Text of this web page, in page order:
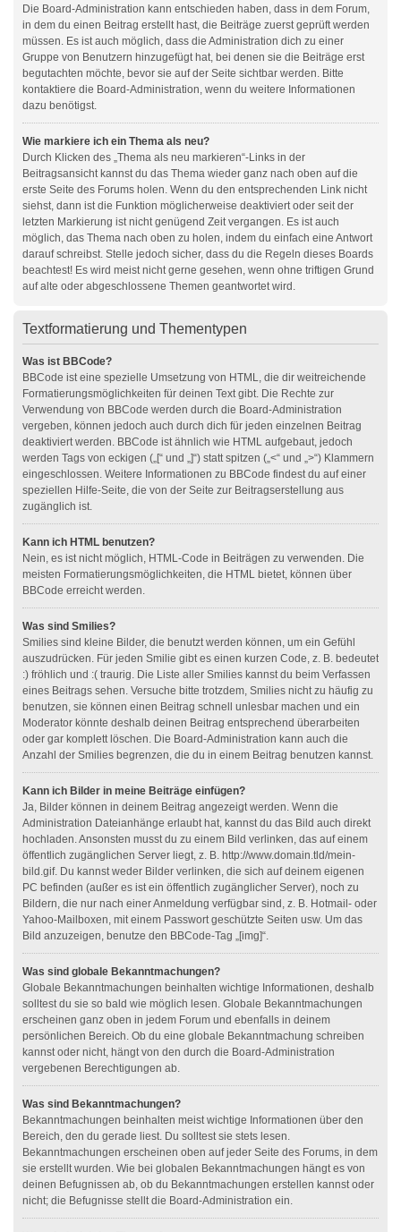
Die Board-Administration kann entschieden haben, dass in dem Forum,
in dem du einen Beitrag erstellt hast, die Beiträge zuerst geprüft werden
müssen. Es ist auch möglich, dass die Administration dich zu einer
Gruppe von Benutzern hinzugefügt hat, bei denen sie die Beiträge erst
begutachten möchte, bevor sie auf der Seite sichtbar werden. Bitte
kontaktiere die Board-Administration, wenn du weitere Informationen
dazu benötigst.
Wie markiere ich ein Thema als neu?
Durch Klicken des „Thema als neu markieren“-Links in der
Beitragsansicht kannst du das Thema wieder ganz nach oben auf die
erste Seite des Forums holen. Wenn du den entsprechenden Link nicht
siehst, dann ist die Funktion möglicherweise deaktiviert oder seit der
letzten Markierung ist nicht genügend Zeit vergangen. Es ist auch
möglich, das Thema nach oben zu holen, indem du einfach eine Antwort
darauf schreibst. Stelle jedoch sicher, dass du die Regeln dieses Boards
beachtest! Es wird meist nicht gerne gesehen, wenn ohne triftigen Grund
auf alte oder abgeschlossene Themen geantwortet wird.
Textformatierung und Thementypen
Was ist BBCode?
BBCode ist eine spezielle Umsetzung von HTML, die dir weitreichende
Formatierungsmöglichkeiten für deinen Text gibt. Die Rechte zur
Verwendung von BBCode werden durch die Board-Administration
vergeben, können jedoch auch durch dich für jeden einzelnen Beitrag
deaktiviert werden. BBCode ist ähnlich wie HTML aufgebaut, jedoch
werden Tags von eckigen („[“ und „]“) statt spitzen („<“ und „>“) Klammern
eingeschlossen. Weitere Informationen zu BBCode findest du auf einer
speziellen Hilfe-Seite, die von der Seite zur Beitragserstellung aus
zugänglich ist.
Kann ich HTML benutzen?
Nein, es ist nicht möglich, HTML-Code in Beiträgen zu verwenden. Die
meisten Formatierungsmöglichkeiten, die HTML bietet, können über
BBCode erreicht werden.
Was sind Smilies?
Smilies sind kleine Bilder, die benutzt werden können, um ein Gefühl
auszudrücken. Für jeden Smilie gibt es einen kurzen Code, z. B. bedeutet
:) fröhlich und :( traurig. Die Liste aller Smilies kannst du beim Verfassen
eines Beitrags sehen. Versuche bitte trotzdem, Smilies nicht zu häufig zu
benutzen, sie können einen Beitrag schnell unlesbar machen und ein
Moderator könnte deshalb deinen Beitrag entsprechend überarbeiten
oder gar komplett löschen. Die Board-Administration kann auch die
Anzahl der Smilies begrenzen, die du in einem Beitrag benutzen kannst.
Kann ich Bilder in meine Beiträge einfügen?
Ja, Bilder können in deinem Beitrag angezeigt werden. Wenn die
Administration Dateianhänge erlaubt hat, kannst du das Bild auch direkt
hochladen. Ansonsten musst du zu einem Bild verlinken, das auf einem
öffentlich zugänglichen Server liegt, z. B. http://www.domain.tld/mein-
bild.gif. Du kannst weder Bilder verlinken, die sich auf deinem eigenen
PC befinden (außer es ist ein öffentlich zugänglicher Server), noch zu
Bildern, die nur nach einer Anmeldung verfügbar sind, z. B. Hotmail- oder
Yahoo-Mailboxen, mit einem Passwort geschützte Seiten usw. Um das
Bild anzuzeigen, benutze den BBCode-Tag „[img]“.
Was sind globale Bekanntmachungen?
Globale Bekanntmachungen beinhalten wichtige Informationen, deshalb
solltest du sie so bald wie möglich lesen. Globale Bekanntmachungen
erscheinen ganz oben in jedem Forum und ebenfalls in deinem
persönlichen Bereich. Ob du eine globale Bekanntmachung schreiben
kannst oder nicht, hängt von den durch die Board-Administration
vergebenen Berechtigungen ab.
Was sind Bekanntmachungen?
Bekanntmachungen beinhalten meist wichtige Informationen über den
Bereich, den du gerade liest. Du solltest sie stets lesen.
Bekanntmachungen erscheinen oben auf jeder Seite des Forums, in dem
sie erstellt wurden. Wie bei globalen Bekanntmachungen hängt es von
deinen Befugnissen ab, ob du Bekanntmachungen erstellen kannst oder
nicht; die Befugnisse stellt die Board-Administration ein.